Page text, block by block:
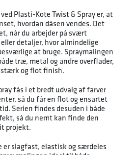
Plasti-Kote Twist & Spray er, at
hvordan dåsen vendes. Det
når du arbejder på svært
detaljer, hvor almindelige
at bruge. Spraymalingen
træ, metal og andre overflader,
og flot finish.
fås i et bredt udvalg af farver
så du får en flot og ensartet
Serien findes desuden i både
så du nemt kan finde den
projekt.
slagfast, elastisk og særdeles